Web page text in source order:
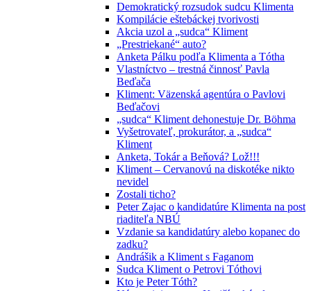
Demokratický rozsudok sudcu Klimenta
Kompilácie eštebáckej tvorivosti
Akcia uzol a „sudca“ Kliment
„Prestriekané“ auto?
Anketa Pálku podľa Klimenta a Tótha
Vlastníctvo – trestná činnosť Pavla
Beďača
Kliment: Väzenská agentúra o Pavlovi
Beďačovi
„sudca“ Kliment dehonestuje Dr. Böhma
Vyšetrovateľ, prokurátor, a „sudca“
Kliment
Anketa, Tokár a Beňová? Lož!!!
Kliment – Cervanovú na diskotéke nikto
nevidel
Zostali ticho?
Peter Zajac o kandidatúre Klimenta na post
riaditeľa NBÚ
Vzdanie sa kandidatúry alebo kopanec do
zadku?
Andrášik a Kliment s Faganom
Sudca Kliment o Petrovi Tóthovi
Kto je Peter Tóth?